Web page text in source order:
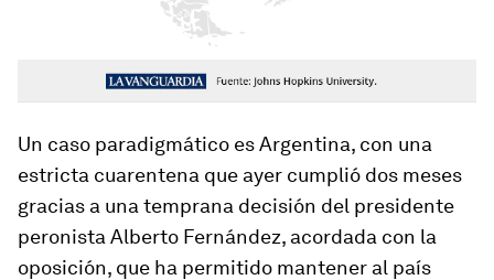
Un caso paradigmático es Argentina, con una
estricta cuarentena que ayer cumplió dos meses
gracias a una temprana decisión del presidente
peronista Alberto Fernández, acordada con la
oposición, que ha permitido mantener al país